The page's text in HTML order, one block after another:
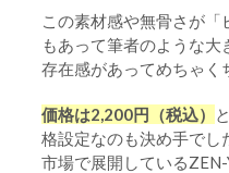
この素材感や無骨さが
もあって筆者のような
存在感があってめちゃく
価格は2,200円（税込）
格設定なのも決め手でし
市場で展開している